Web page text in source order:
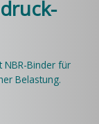
NBR-Binder für
Belastung.